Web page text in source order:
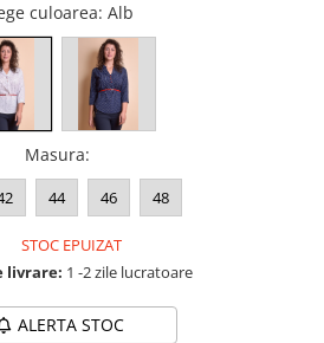
culoarea: Alb
Masura:
44 46 48
STOC EPUIZAT
livrare: 1 -2 zile lucratoare
ALERTA STOC